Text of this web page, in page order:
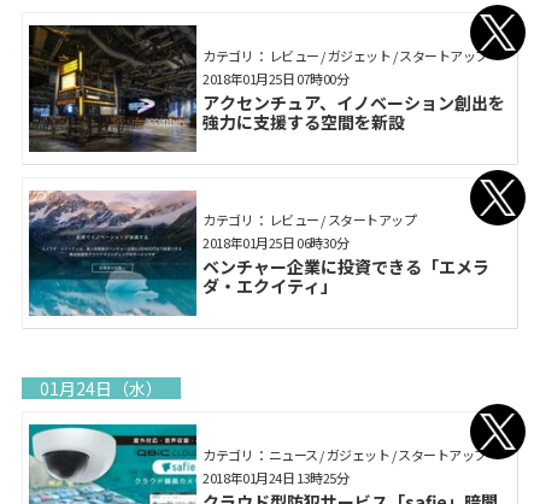
カテゴリ： レビュー / ガジェット / スタートアップ
アクセンチュア、イノベーション創出を
強力に支援する空間を新設
2018年01月25日 07時00分
カテゴリ： レビュー / スタートアップ
ベンチャー企業に投資できる「エメラ
ダ・エクイティ」
2018年01月25日 06時30分
01月24日（水）
カテゴリ： ニュース / ガジェット / スタートアップ
2018年01月24日 13時25分